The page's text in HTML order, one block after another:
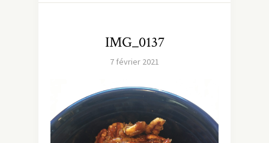
IMG_0137
7 février 2021